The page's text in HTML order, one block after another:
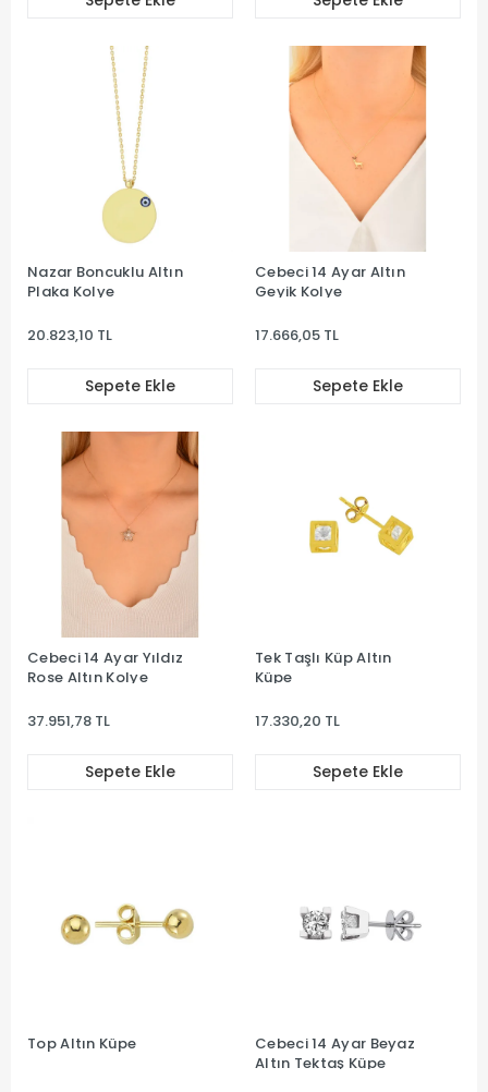
Nazar Boncuklu Altın
Plaka Kolye
20.823,10 TL
Sepete Ekle
Cebeci 14 Ayar Altın
Geyik Kolye
17.666,05 TL
Sepete Ekle
Cebeci 14 Ayar Yıldız
Rose Altın Kolye
37.951,78 TL
Sepete Ekle
Tek Taşlı Küp Altın
Küpe
17.330,20 TL
Sepete Ekle
Top Altın Küpe
Cebeci 14 Ayar Beyaz
Altın Tektaş Küpe